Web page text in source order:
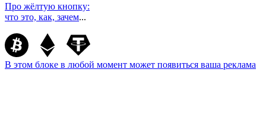
Про жёлтую кнопку:
что это, как, зачем...
В этом блоке в любой момент может появиться ваша реклама